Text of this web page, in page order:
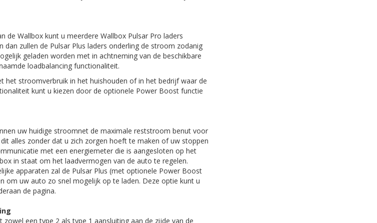
de Wallbox kunt u meerdere Wallbox Pulsar Pro laders
zullen de Pulsar Plus laders onderling de stroom zodanig
geladen worden met in achtneming van de beschikbare
loadbalancing functionaliteit.
het stroomverbruik in het huishouden of in het bedrijf waar de
kunt u kiezen door de optionele Power Boost functie
uw huidige stroomnet de maximale reststroom benut voor
alles zonder dat u zich zorgen hoeft te maken of uw stoppen
met een energiemeter die is aangesloten op het
in staat om het laadvermogen van de auto te regelen.
apparaten zal de Pulsar Plus (met optionele Power Boost
om uw auto zo snel mogelijk op te laden. Deze optie kunt u
de pagina.
een type 2 als type 1 aansluiting aan de zijde van de